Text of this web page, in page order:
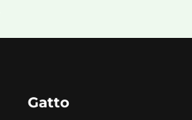
Gatto